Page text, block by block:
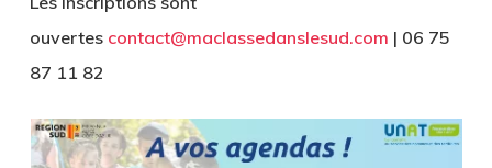
ouvertes contact@maclassedanslesud.com | 06 75
87 11 82